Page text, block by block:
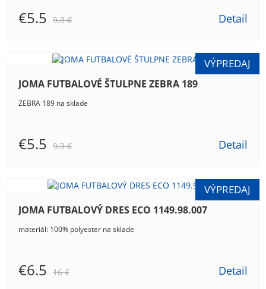
€5.5 9.3 € Detail
JOMA FUTBALOVÉ ŠTULPNE ZEBRA 189
ZEBRA 189 na sklade
€5.5 9.3 € Detail
JOMA FUTBALOVÝ DRES ECO 1149.98.007
materiál: 100% polyester na sklade
€6.5 16 € Detail